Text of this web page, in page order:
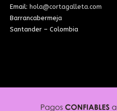
Email: hola@cortagalleta.com
Barrancabermeja
Santander – Colombia